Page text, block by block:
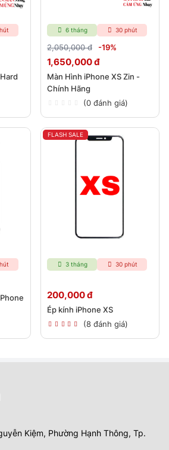
6 tháng 30 phút
2,050,000 đ -19%
1,650,000 đ
Màn Hình iPhone XS Zin -
Chính Hãng
(0 đánh giá)
FLASH SALE
3 tháng 30 phút
200,000 đ
Ép kính iPhone XS
(8 đánh giá)
Kiệm, Phường Hạnh Thông, Tp.